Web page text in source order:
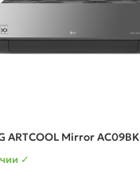
ARTCOOL Mirror AC09BK
✓